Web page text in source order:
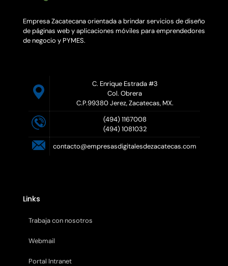
Empresa Zacatecana orientada a brindar servicios de diseño
de páginas web y aplicaciones móviles para emprendedores
de negocio y PYMES.
C. Enrique Estrada #3
Col. Obrera
C.P.99380 Jerez, Zacatecas, MX.
(494) 1167008
(494) 1081032
contacto@empresasdigitalesdezacatecas.com
Links
Trabaja con nosotros
Webmail
Portal Intranet